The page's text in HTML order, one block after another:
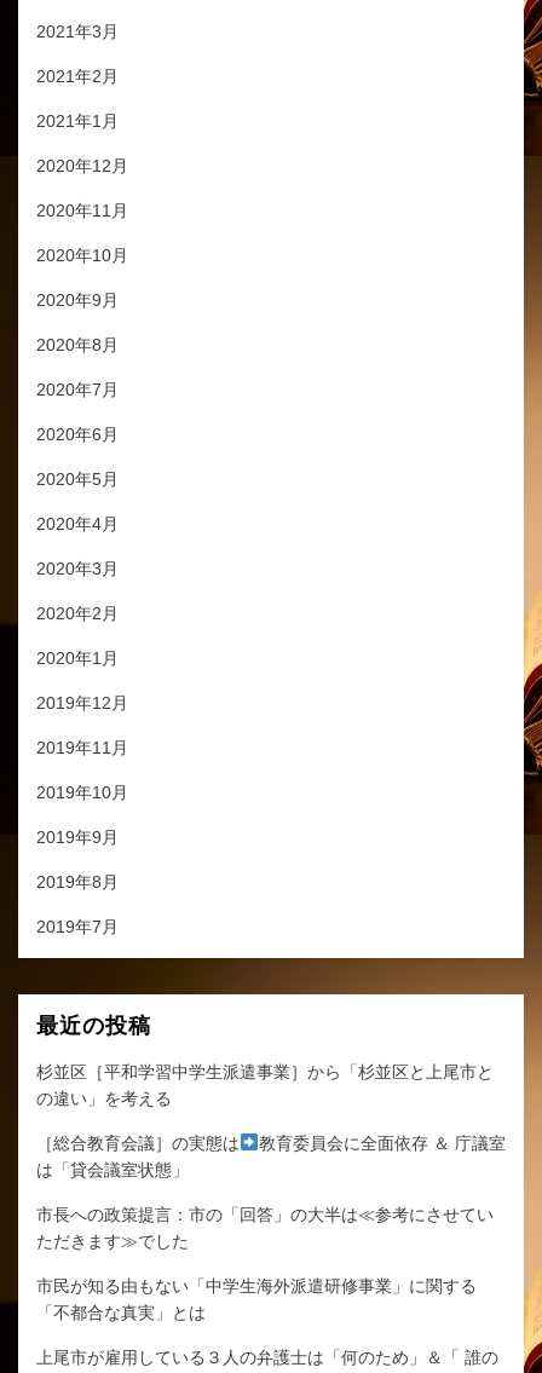
2021年3月
2021年2月
2021年1月
2020年12月
2020年11月
2020年10月
2020年9月
2020年8月
2020年7月
2020年6月
2020年5月
2020年4月
2020年3月
2020年2月
2020年1月
2019年12月
2019年11月
2019年10月
2019年9月
2019年8月
2019年7月
最近の投稿
杉並区［平和学習中学生派遣事業］から「杉並区と上尾市と
の違い」を考える
［総合教育会議］の実態は
教育委員会に全面依存 ＆ 庁議室
は「貸会議室状態」
市長への政策提言：市の「回答」の大半は≪参考にさせてい
ただきます≫でした
市民が知る由もない「中学生海外派遣研修事業」に関する
「不都合な真実」とは
上尾市が雇用している３人の弁護士は「何のため」＆「 誰の